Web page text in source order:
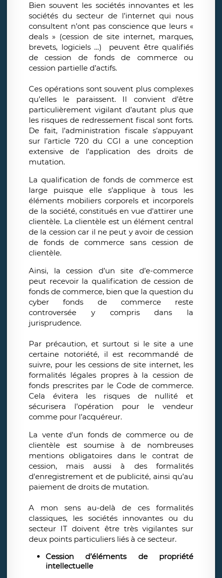
Bien souvent les sociétés innovantes et les
sociétés du secteur de l’internet qui nous
consultent n’ont pas conscience que leurs «
deals » (cession de site internet, marques,
brevets, logiciels …) peuvent être qualifiés
de cession de fonds de commerce ou
cession partielle d’actifs.
Ces opérations sont souvent plus complexes
qu’elles le paraissent. Il convient d’être
particulièrement vigilant d’autant plus que
les risques de redressement fiscal sont forts.
De fait, l’administration fiscale s’appuyant
sur l’article 720 du CGI a une conception
extensive de l’application des droits de
mutation.
La qualification de fonds de commerce est
large puisque elle s’applique à tous les
éléments mobiliers corporels et incorporels
de la société, constitués en vue d'attirer une
clientèle. La clientèle est un élément central
de la cession car il ne peut y avoir de cession
de fonds de commerce sans cession de
clientèle.
Ainsi, la cession d’un site d’e-commerce
peut recevoir la qualification de cession de
fonds de commerce, bien que la question du
cyber fonds de commerce reste
controversée y compris dans la
jurisprudence.
Par précaution, et surtout si le site a une
certaine notoriété, il est recommandé de
suivre, pour les cessions de site internet, les
formalités légales propres à la cession de
fonds prescrites par le Code de commerce.
Cela évitera les risques de nullité et
sécurisera l’opération pour le vendeur
comme pour l’acquéreur.
La vente d'un fonds de commerce ou de
clientèle est soumise à de nombreuses
mentions obligatoires dans le contrat de
cession, mais aussi à des formalités
d'enregistrement et de publicité, ainsi qu’au
paiement de droits de mutation.
A mon sens au-delà de ces formalités
classiques, les sociétés innovantes ou du
secteur IT doivent être très vigilantes sur
deux points particuliers liés à ce secteur.
Cession d’éléments de propriété
intellectuelle